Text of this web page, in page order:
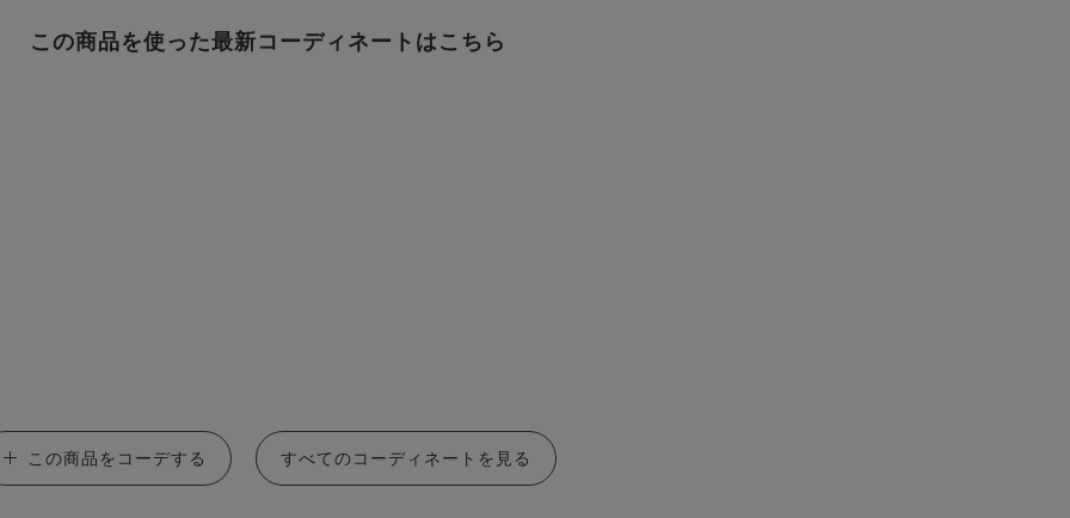
この商品を使った最新コーディネートはこちら
この商品をコーデする すべてのコーディネートを見る